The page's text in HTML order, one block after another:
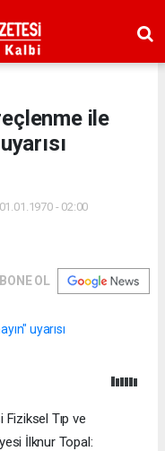
ile
- 02:00
OL
Tıp ve
İlknur Topal: